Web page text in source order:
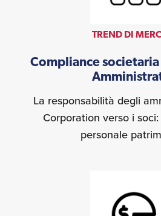
TREND DI
Compliance
La responsabilità degli
Corporation verso i
personale